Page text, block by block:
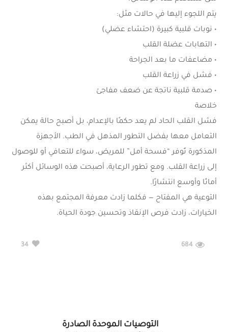
يتم اللجوء إليها في حالات مثل:
• نوبات قلبية كبيرة (احتشاء عضلي)
• التهابات عضلة القلب
• مضاعفات ما بعد الجراحة
• فشل في زراعة القلب
• صدمة قلبية ناتجة عن ضعف مفاجئ
خلاصة
فشل القلب الحاد لم يعد حكمًا بالإعدام، بل أصبح حالة يمكن
التعامل معها بفضل التطور المذهل في الطب. الأجهزة
المذكورة تُوفر “فسحة أمل” للمريض، سواء للتعافي أو للوصول
إلى زراعة القلب. ومع تطور الرعاية، أصبحت هذه الوسائل أكثر
أمانًا وأوسع انتشارًا.
التوعية هي المفتاح — فكلما زادت معرفة المجتمع بهذه
الخيارات، زادت فرص الإنقاذ وتحسين جودة الحياة.
684
34
التوصيات الموحدة الصادرة